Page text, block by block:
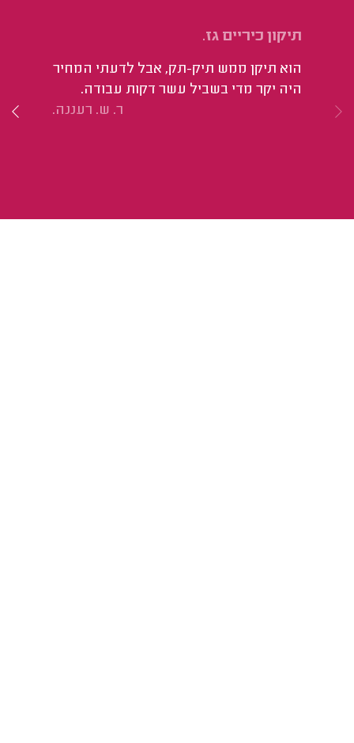
תיקון כיריים גז.
הוא תיקן ממש תיק-תק, אבל לדעתי המחיר
היה יקר מדי בשביל עשר דקות עבודה.
ר. ש. רעננה.